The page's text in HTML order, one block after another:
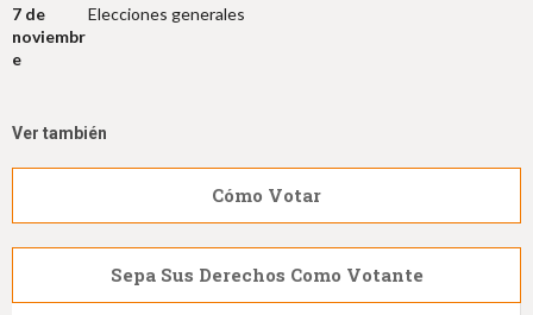
7 de
noviembr
e
Elecciones generales
Ver también
Cómo Votar
Sepa Sus Derechos Como Votante